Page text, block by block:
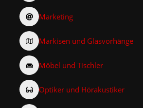
Marketing
Markisen und Glasvorhänge
Möbel und Tischler
Optiker und Hörakustiker